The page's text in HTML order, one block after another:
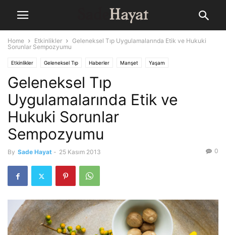
Home Etkinlikler
Geleneksel Tıp Uygulamalarında Etik ve Hukuki
Sorunlar Sempozyumu
Etkinlikler Geleneksel Tıp Haberler Manşet Yaşam
Geleneksel Tıp
Uygulamalarında Etik ve
Hukuki Sorunlar
Sempozyumu
By Sade Hayat - 25 Kasım 2013 0